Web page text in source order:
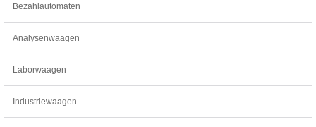
Bezahlautomaten
Analysenwaagen
Laborwaagen
Industriewaagen